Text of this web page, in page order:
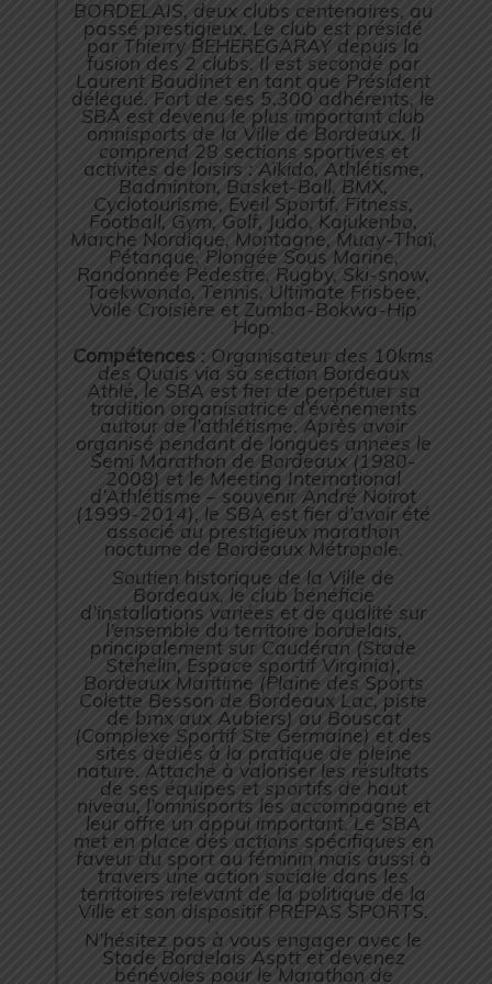
BORDELAIS, deux clubs centenaires, au
passé prestigieux. Le club est présidé
par Thierry BEHEREGARAY depuis la
fusion des 2 clubs. Il est secondé par
Laurent Baudinet en tant que Président
délégué. Fort de ses 5.300 adhérents, le
SBA est devenu le plus important club
omnisports de la Ville de Bordeaux. Il
comprend 28 sections sportives et
activités de loisirs : Aïkido, Athlétisme,
Badminton, Basket-Ball, BMX,
Cyclotourisme, Eveil Sportif, Fitness,
Football, Gym, Golf, Judo, Kajukenbo,
Marche Nordique, Montagne, Muay-Thaï,
Pétanque, Plongée Sous Marine,
Randonnée Pédestre, Rugby, Ski-snow,
Taekwondo, Tennis, Ultimate Frisbee,
Voile Croisière et Zumba-Bokwa-Hip
Hop.
Compétences : Organisateur des 10kms
des Quais via sa section Bordeaux
Athlé, le SBA est fier de perpétuer sa
tradition organisatrice d’évènements
autour de l’athlétisme. Après avoir
organisé pendant de longues années le
Semi Marathon de Bordeaux (1980-
2008) et le Meeting International
d’Athlétisme – souvenir André Noirot
(1999-2014), le SBA est fier d’avoir été
associé au prestigieux marathon
nocturne de Bordeaux Métropole.
Soutien historique de la Ville de
Bordeaux, le club bénéficie
d’installations variées et de qualité sur
l’ensemble du territoire bordelais,
principalement sur Caudéran (Stade
Stéhélin, Espace sportif Virginia),
Bordeaux Maritime (Plaine des Sports
Colette Besson de Bordeaux Lac, piste
de bmx aux Aubiers) au Bouscat
(Complexe Sportif Ste Germaine) et des
sites dédiés à la pratique de pleine
nature. Attaché à valoriser les résultats
de ses équipes et sportifs de haut
niveau, l’omnisports les accompagne et
leur offre un appui important. Le SBA
met en place des actions spécifiques en
faveur du sport au féminin mais aussi à
travers une action sociale dans les
territoires relevant de la politique de la
Ville et son dispositif PREPAS SPORTS.
N’hésitez pas à vous engager avec le
Stade Bordelais Asptt et devenez
bénévoles pour le Marathon de